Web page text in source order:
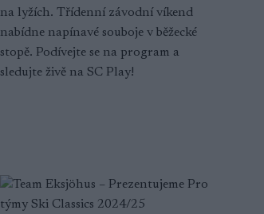
na lyžích. Třídenní závodní víkend
nabídne napínavé souboje v běžecké
stopě. Podívejte se na program a
sledujte živě na SC Play!